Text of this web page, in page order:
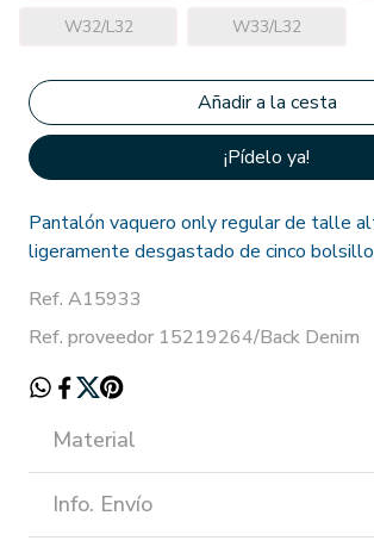
W32/L32 W33/L32
¡Pídelo ya!
Pantalón vaquero only regular de talle
ligeramente desgastado de cinco
Ref. A15933
Ref. proveedor 15219264/Back Denim
Material
Info. Envío